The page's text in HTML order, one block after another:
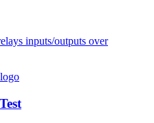
inputs/outputs over